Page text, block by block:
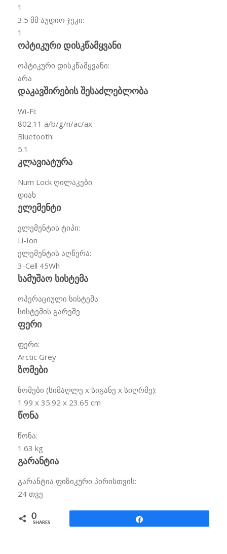
1
3.5 მმ აუდიო ჯეკი:
1
ოპტიკური დისკწამყვანი
ოპტიკური დისკწამყვანი:
არა
დაკავშირების შესაძლებლობა
Wi-Fi:
802.11 a/b/g/n/ac/ax
Bluetooth:
5.1
კლავიატურა
Num Lock ღილაკები:
დიახ
ელემენტი
ელემენტის ტიპი:
Li-Ion
ელემენტის აღწერა:
3-Cell 45Wh
სამუშაო სისტემა
ოპერაციული სისტემა:
სისტემის გარეშე
ფერი
ფერი:
Arctic Grey
ზომები
ზომები (სიმაღლე x სიგანე x სიღრმე):
1.99 x 35.92 x 23.65 cm
წონა
წონა:
1.63 kg
გარანტია
გარანტია ფიზიკური პირისთვის:
24 თვე
0
SHARES